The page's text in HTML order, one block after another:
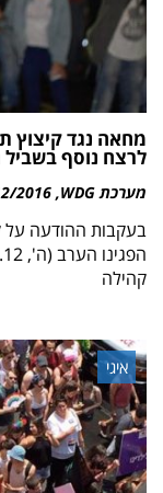
מחאה נגד קיצוץ
לרצח נוסף
מערכת WDG 2016
קהילה
איגי